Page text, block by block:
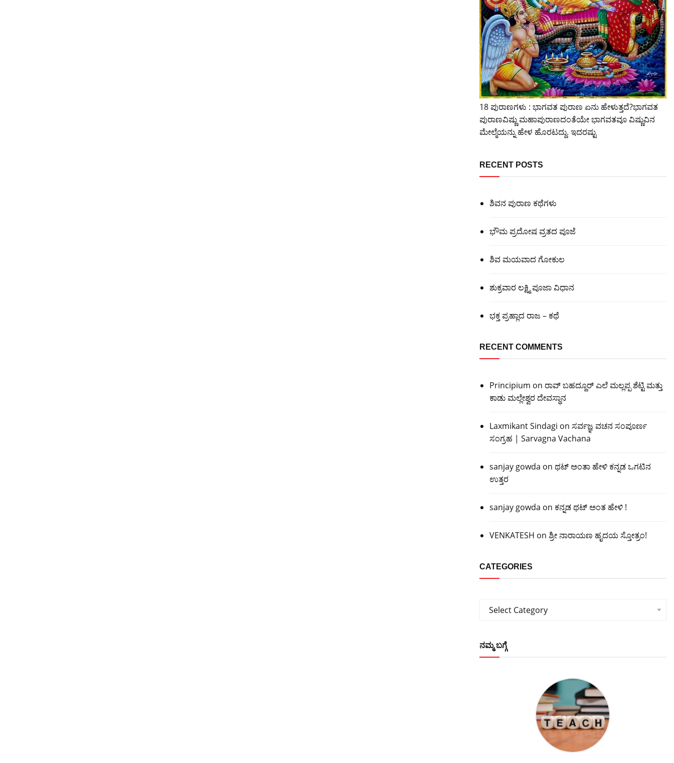
18 ಪುರಾಣಗಳು : ಭಾಗವತ ಪುರಾಣ ಏನು ಹೇಳುತ್ತದೆ?ಭಾಗವತ
ಪುರಾಣವಿಷ್ಣು ಮಹಾಪುರಾಣದಂತೆಯೇ ಭಾಗವತವೂ ವಿಷ್ಣುವಿನ
ಮೇಲ್ಮೆಯನ್ನು ಹೇಳ ಹೊರಟದ್ದು. ಇದರಷ್ಟು
RECENT POSTS
ಶಿವನ ಪುರಾಣ ಕಥೆಗಳು
ಭೌಮ ಪ್ರದೋಷ ವ್ರತದ ಪೂಜೆ
ಶಿವ ಮಯವಾದ ಗೋಕುಲ
ಶುಕ್ರವಾರ ಲಕ್ಷ್ಮಿ ಪೂಜಾ ವಿಧಾನ
ಭಕ್ತ ಪ್ರಹ್ಲಾದ ರಾಜ – ಕಥೆ
RECENT COMMENTS
Principium on ರಾವ್ ಬಹದ್ದೂರ್ ಎಲೆ ಮಲ್ಲಪ್ಪ ಶೆಟ್ಟಿ ಮತ್ತು
ಕಾಡು ಮಲ್ಲೇಶ್ವರ ದೇವಸ್ಥಾನ
Laxmikant Sindagi on ಸರ್ವಜ್ಞ ವಚನ ಸಂಪೂರ್ಣ
ಸಂಗ್ರಹ | Sarvagna Vachana
sanjay gowda on ಥಟ್ ಅಂತಾ ಹೇಳಿ ಕನ್ನಡ ಒಗಟಿನ
ಉತ್ತರ
sanjay gowda on ಕನ್ನಡ ಥಟ್ ಅಂತ ಹೇಳಿ !
VENKATESH on ಶ್ರೀ ನಾರಾಯಣ ಹೃದಯ ಸ್ತೋತ್ರಂ!
CATEGORIES
Categories
Select Category
ನಮ್ಮ ಬಗ್ಗೆ